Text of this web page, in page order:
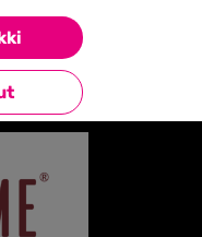
kumppaneihin